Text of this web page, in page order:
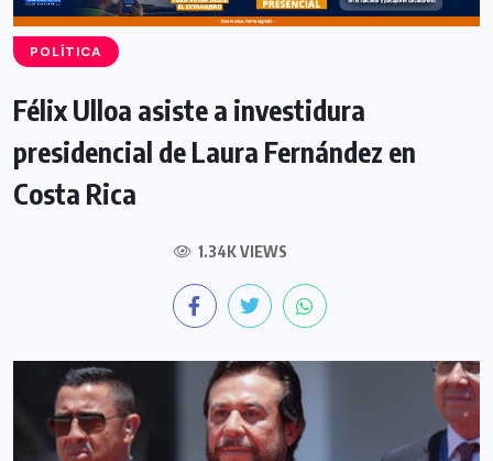
POLÍTICA
Félix Ulloa asiste a investidura
presidencial de Laura Fernández en
Costa Rica
1.34K VIEWS